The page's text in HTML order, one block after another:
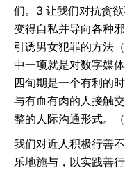
们。3 让我们对抗贪
变得自私并导向各种
引诱男女犯罪的方法
中一项就是对数字媒
四旬期是一个有利的
与有血有肉的人接触
整的人际沟通形式。（
我们对近人积极行善
乐地施与，以实践善